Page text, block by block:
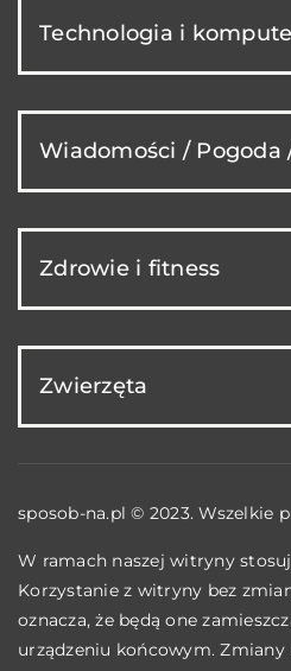
Technologia i
Wiadomości / Pogoda
Zdrowie i fitness
Zwierzęta
sposob-na.pl © 2023. Wszelkie
W ramach naszej witryny
Korzystanie z witryny bez
oznacza, że będą one
urządzeniu końcowym.